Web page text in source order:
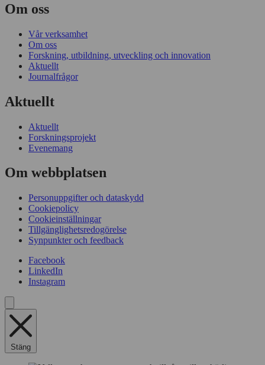
Om oss
Vår verksamhet
Om oss
Forskning, utbildning, utveckling och innovation
Aktuellt
Journalfrågor
Aktuellt
Aktuellt
Forskningsprojekt
Evenemang
Om webbplatsen
Personuppgifter och dataskydd
Cookiepolicy
Cookieinställningar
Tillgänglighetsredogörelse
Synpunkter och feedback
Facebook
LinkedIn
Instagram
Stäng